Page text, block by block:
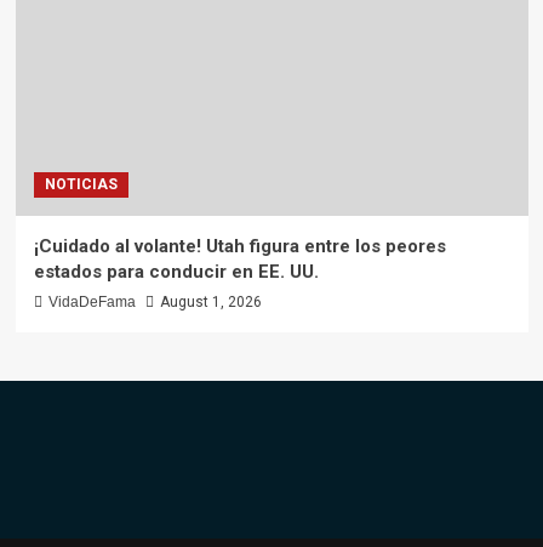
NOTICIAS
¡Cuidado al volante! Utah figura entre los peores
estados para conducir en EE. UU.
VidaDeFama August 1, 2026